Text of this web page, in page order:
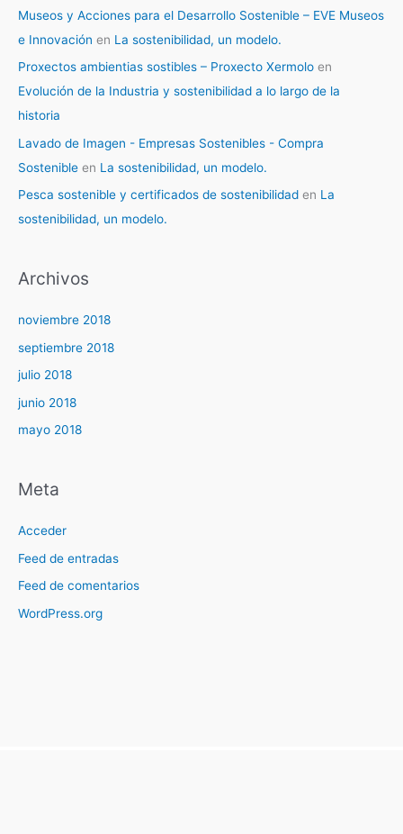
Museos y Acciones para el Desarrollo Sostenible – EVE Museos
e Innovación en La sostenibilidad, un modelo.
Proxectos ambientias sostibles – Proxecto Xermolo en
Evolución de la Industria y sostenibilidad a lo largo de la
historia
Lavado de Imagen - Empresas Sostenibles - Compra
Sostenible en La sostenibilidad, un modelo.
Pesca sostenible y certificados de sostenibilidad en La
sostenibilidad, un modelo.
Archivos
noviembre 2018
septiembre 2018
julio 2018
junio 2018
mayo 2018
Meta
Acceder
Feed de entradas
Feed de comentarios
WordPress.org